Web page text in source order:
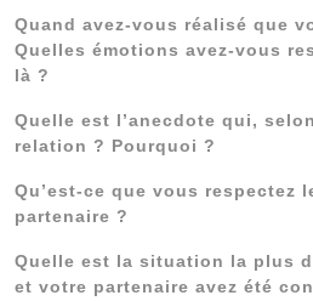
Quand avez-vous réalisé que
Quelles émotions avez-vous
là ?
Quelle est l’anecdote qui,
relation ? Pourquoi ?
Qu’est-ce que vous respectez
partenaire ?
Quelle est la situation la plus
et votre partenaire avez été